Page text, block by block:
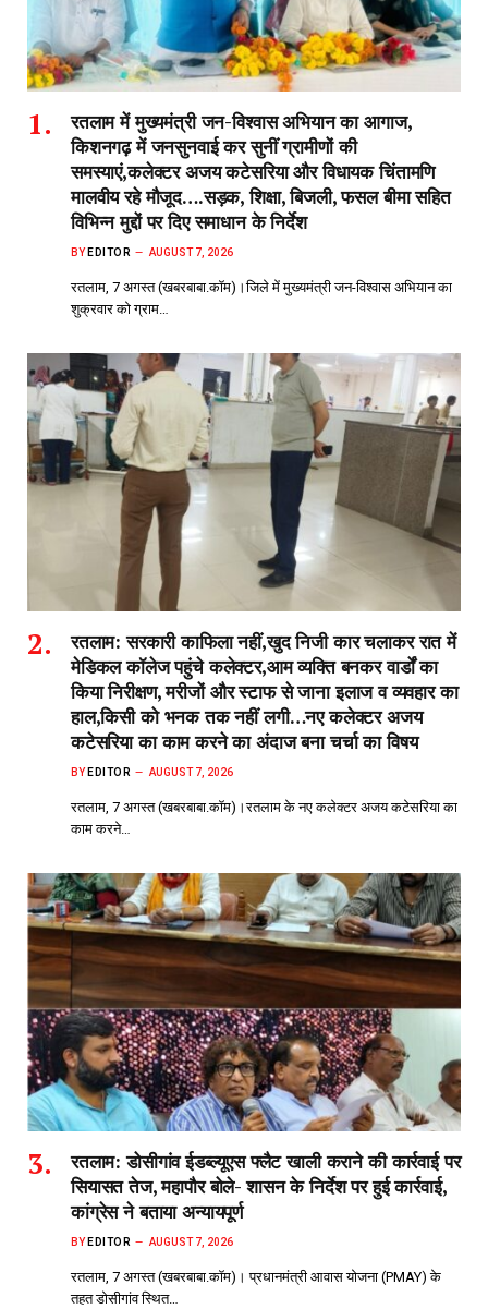
रतलाम में मुख्यमंत्री जन-विश्वास अभियान का आगाज,
किशनगढ़ में जनसुनवाई कर सुनीं ग्रामीणों की
समस्याएं,कलेक्टर अजय कटेसरिया और विधायक चिंतामणि
मालवीय रहे मौजूद….सड़क, शिक्षा, बिजली, फसल बीमा सहित
विभिन्न मुद्दों पर दिए समाधान के निर्देश
BY EDITOR AUGUST 7, 2026
रतलाम, 7 अगस्त (खबरबाबा.कॉम)।जिले में मुख्यमंत्री जन-विश्वास अभियान का
शुक्रवार को ग्राम…
रतलाम: सरकारी काफिला नहीं,खुद निजी कार चलाकर रात में
मेडिकल कॉलेज पहुंचे कलेक्टर,आम व्यक्ति बनकर वार्डों का
किया निरीक्षण, मरीजों और स्टाफ से जाना इलाज व व्यवहार का
हाल,किसी को भनक तक नहीं लगी…नए कलेक्टर अजय
कटेसरिया का काम करने का अंदाज बना चर्चा का विषय
BY EDITOR AUGUST 7, 2026
रतलाम, 7 अगस्त (खबरबाबा.कॉम)।रतलाम के नए कलेक्टर अजय कटेसरिया का
काम करने…
रतलाम: डोसीगांव ईडब्ल्यूएस फ्लैट खाली कराने की कार्रवाई पर
सियासत तेज, महापौर बोले- शासन के निर्देश पर हुई कार्रवाई,
कांग्रेस ने बताया अन्यायपूर्ण
BY EDITOR AUGUST 7, 2026
रतलाम, 7 अगस्त (खबरबाबा.कॉम)। प्रधानमंत्री आवास योजना (PMAY) के
तहत डोसीगांव स्थित…